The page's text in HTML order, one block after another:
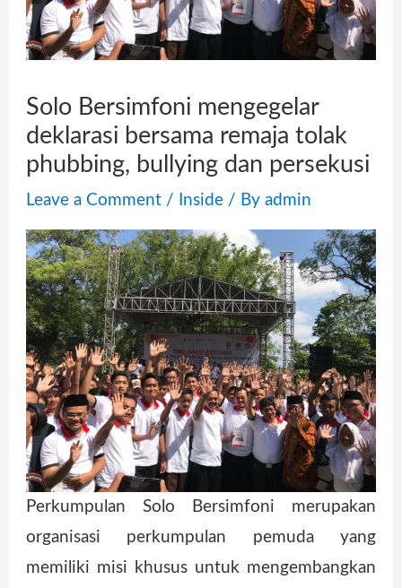
Solo Bersimfoni mengegelar
deklarasi bersama remaja tolak
phubbing, bullying dan persekusi
Leave a Comment / Inside/ By admin
Perkumpulan Solo Bersimfoni merupakan
organisasi perkumpulan pemuda yang
memiliki misi khusus untuk mengembangkan